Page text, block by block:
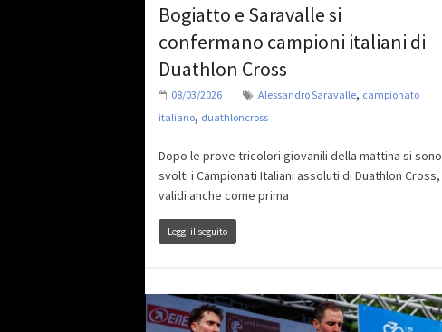
Bogiatto e Saravalle si
confermano campioni italiani di
Duathlon Cross
08/03/2026 Alessandro Saravalle, campionato
italiano, duathloncross
Dopo le prove tricolori giovanili della mattina si sono
svolti i Campionati Italiani assoluti di Duathlon Cross,
validi anche come prima
Leggi il seguito